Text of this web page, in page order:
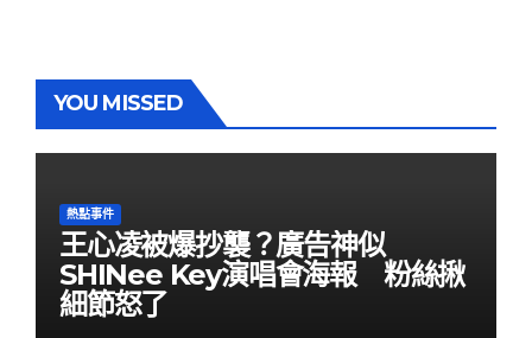
YOU MISSED
熱點事件
王心凌被爆抄襲？廣告神似
SHINee Key演唱會海報 粉絲揪
細節怒了